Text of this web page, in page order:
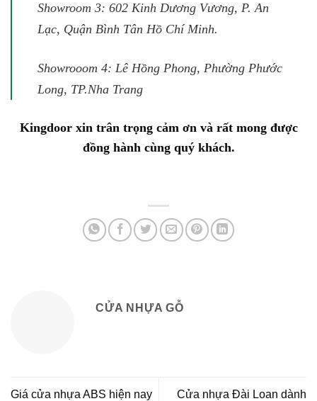
Showroom 3: 602 Kinh Dương Vương, P. An
Lạc, Quận Bình Tân Hồ Chí Minh.
Showrooom 4: Lê Hồng Phong, Phường Phước
Long, TP.Nha Trang
Kingdoor xin trân trọng cảm ơn và rất mong được
đồng hành cùng quý khách.
CỬA NHỰA GỖ
Giá cửa nhựa ABS hiện nay
Cửa nhựa Đài Loan dành